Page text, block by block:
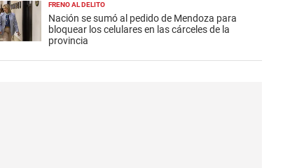
FRENO AL DELITO
Nación se sumó al pedido de Mendoza para
bloquear los celulares en las cárceles de la
provincia